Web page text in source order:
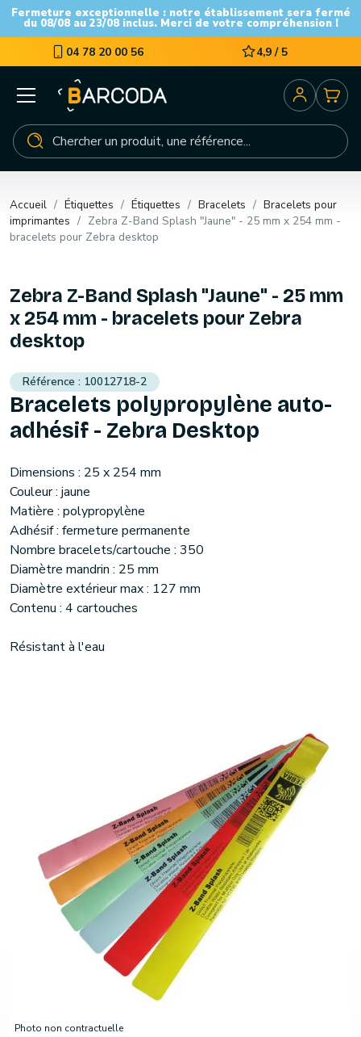
Fermeture exceptionnelle : notre établissement sera fermé
du 08/08 au 23/08 inclus. Merci de votre compréhension !
04 78 20 00 56 4,9 / 5
Accueil Étiquettes Étiquettes Bracelets
Bracelets pour
imprimantes
Zebra Z-Band Splash "Jaune" - 25 mm x 254 mm -
bracelets pour Zebra desktop
Photo non contractuelle
Zebra Z-Band Splash "Jaune" - 25 mm
x 254 mm - bracelets pour Zebra
desktop
10012718-2
Bracelets polypropylène auto-
adhésif - Zebra Desktop
Dimensions : 25 x 254 mm
Couleur : jaune
Matière : polypropylène
Adhésif : fermeture permanente
Nombre bracelets/cartouche : 350
Diamètre mandrin : 25 mm
Diamètre extérieur max : 127 mm
Contenu : 4 cartouches
Résistant à l'eau